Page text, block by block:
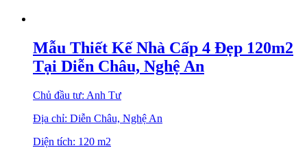
Mẫu Thiết Kế Nhà Cấp 4 Đẹp 120m2
Tại Diễn Châu, Nghệ An
Chủ đầu tư: Anh Tư
Địa chỉ: Diễn Châu, Nghệ An
Diện tích: 120 m2